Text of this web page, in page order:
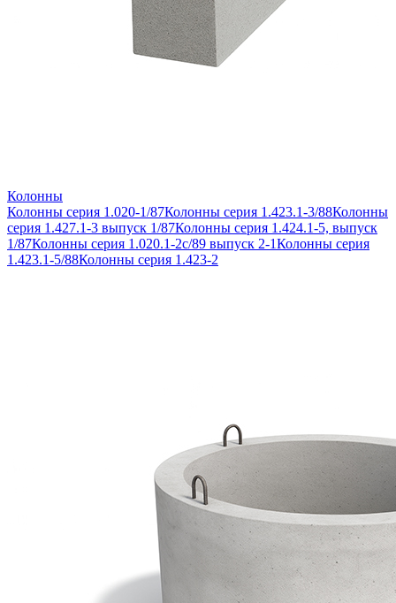
Колонны
Колонны серия 1.020-1/87Колонны серия 1.423.1-3/88Колонны
серия 1.427.1-3 выпуск 1/87Колонны серия 1.424.1-5, выпуск
1/87Колонны серия 1.020.1-2с/89 выпуск 2-1Колонны серия
1.423.1-5/88Колонны серия 1.423-2